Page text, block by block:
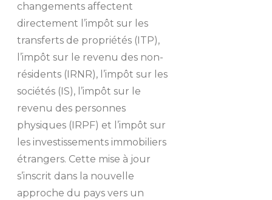
changements affectent
directement l’impôt sur les
transferts de propriétés (ITP),
l’impôt sur le revenu des non-
résidents (IRNR), l’impôt sur les
sociétés (IS), l’impôt sur le
revenu des personnes
physiques (IRPF) et l’impôt sur
les investissements immobiliers
étrangers. Cette mise à jour
s’inscrit dans la nouvelle
approche du pays vers un